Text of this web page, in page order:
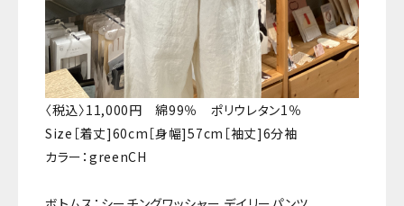
〈税込〉11,000円 綿99％ ポリウレタン1％
Size［着丈]60cm［身幅]57cm［袖丈]6分袖
カラー：greenCH